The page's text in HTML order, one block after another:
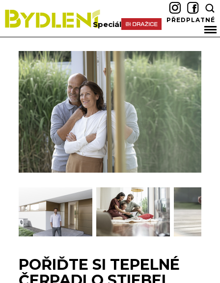
Speciál PŘEDPLATNÉ
POŘIĎTE SI TEPELNÉ